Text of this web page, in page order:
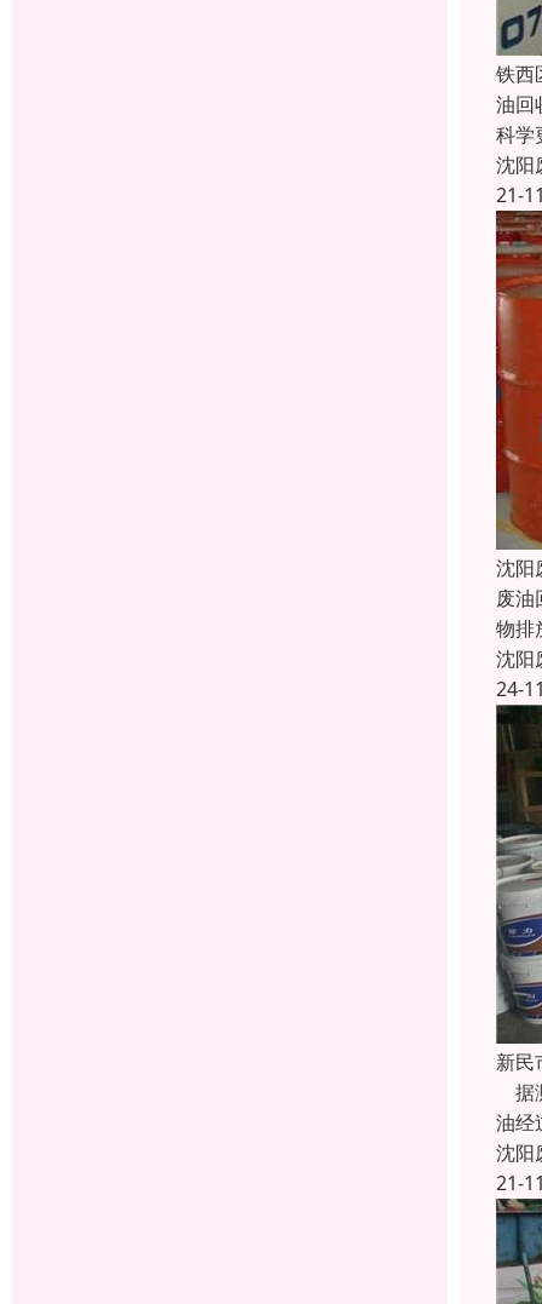
铁西
油回
科学
沈阳
21-
沈阳
废油
物排
沈阳
24-
新民
据
油经
沈阳
21-